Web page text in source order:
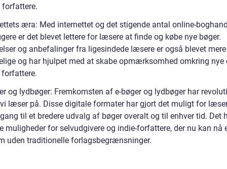
forfattere.
æra: Med internettet og det stigende antal online-
er det blevet lettere for læsere at finde og købe nye bøger.
og anbefalinger fra ligesindede læsere er også blevet mere
og har hjulpet med at skabe opmærksomhed omkring nye
og lydbøger: Fremkomsten af e-bøger og lydbøger har
læser på. Disse digitale formater har gjort det muligt for
til et bredere udvalg af bøger overalt og til enhver tid. Det
muligheder for selvudgivere og indie-forfattere, der nu kan nå
uden traditionelle forlagsbegrænsninger.